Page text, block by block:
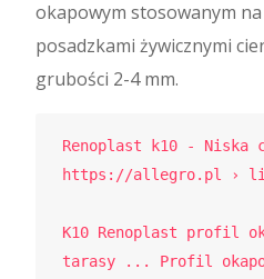
okapowym stosowanym
posadzkami żywicznymi
grubości 2-4 mm.
Renoplast k10 - Niska
https://allegro.pl ›
K10 Renoplast profil
tarasy ... Profil